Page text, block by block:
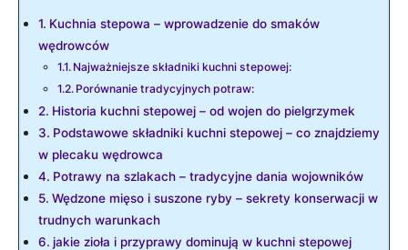
Kuchnia stepowa – wprowadzenie do smaków
wędrowców
Najważniejsze‌ składniki kuchni stepowej:
Porównanie tradycyjnych potraw:
Historia⁤ kuchni⁣ stepowej‍ – od wojen do pielgrzymek
Podstawowe składniki kuchni stepowej – ‍co znajdziemy
‍w plecaku wędrowca
Potrawy na szlakach – tradycyjne dania wojowników
Wędzone mięso i suszone ryby ‍– ⁤sekrety konserwacji w⁣
trudnych warunkach
jakie ​zioła i przyprawy dominują w kuchni stepowej